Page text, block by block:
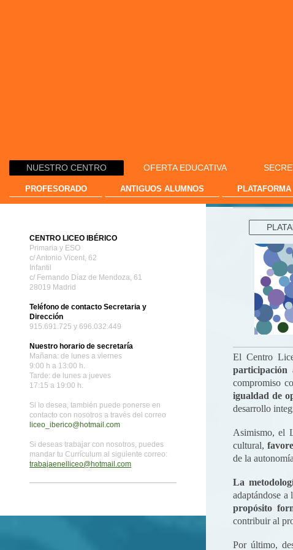
NUESTRO CENTRO OFERTA EDUCATIVA
PROFESORADO ANTIGUOS ALUMNOS
El Centro
participación
compromiso
igualdad de
desarrollo
Asimismo, el
cultural,
de la
La
adaptándose
propósito
contribuir al
Por último,
CENTRO LICEO IBÉRICO
Primaria y ESO
c/ Antonio Vicent, 62
Infantil
c/ Fernando Díaz de Mendoza, 61
28019 Madrid
Teléfono de contacto Secretaria y
Dirección
915.691.725 y 696.032.449
Nuestro horario de secretaría
Mañana: de lunes a viernes
9:00 h a 13:00 h.
Tarde: de lunes a jueves
17:15 a 19:00 h.
Si lo desea, también puede ponerse en
contacto con nosotros a través del correo
liceo_iberico@hotmail.com
Si deseas trabajar con nosotros, puedes
mandar tu Currículum al siguiente correo:
trabajaenelliceo@hotmail.com